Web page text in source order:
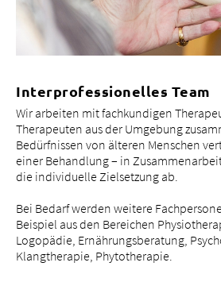
Tätigkeitsfelder
Portrait
bei uns arbeiten
Interprofessionelles Team
Wir arbeiten mit fachkundigen
Therapeuten aus der Umgebung
Bedürfnissen von älteren Menschen
einer Behandlung – in
die individuelle Zielsetzung ab.
Bei Bedarf werden weitere
Beispiel aus den Bereichen
Logopädie, Ernährungsberatung,
Klangtherapie, Phytotherapie.